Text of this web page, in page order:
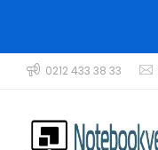
0212 433 38 33